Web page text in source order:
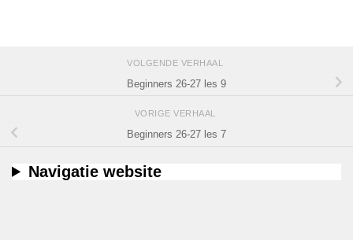
VOLGENDE VERHAAL
Beginners 26-27 les 9
VORIGE VERHAAL
Beginners 26-27 les 7
Navigatie website